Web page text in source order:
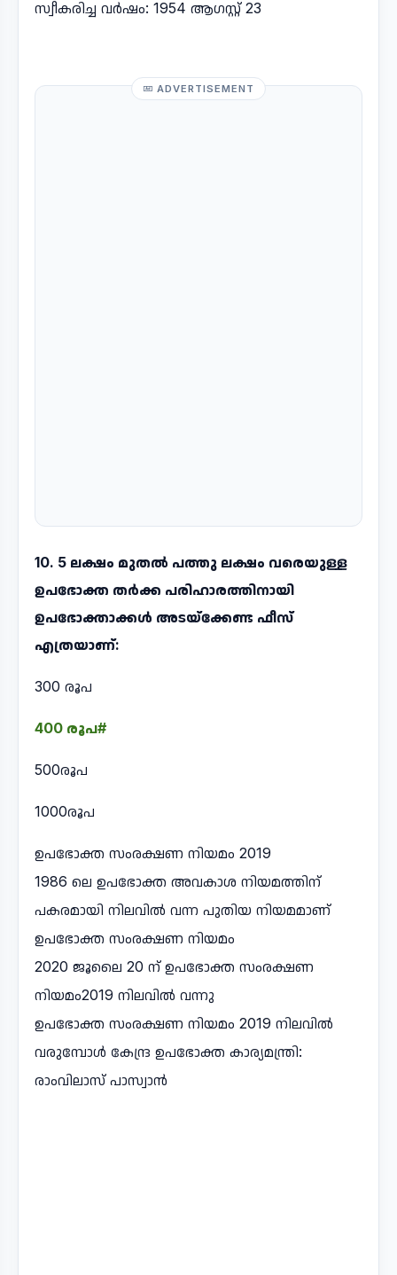
സ്വീകരിച്ച വർഷം: 1954 ആഗസ്റ്റ് 23
ADVERTISEMENT
10. 5 ലക്ഷം മുതൽ പത്തു ലക്ഷം വരെയുള്ള
ഉപഭോക്ത തർക്ക പരിഹാരത്തിനായി
ഉപഭോക്താക്കൾ അടയ്ക്കേണ്ട ഫീസ്
എത്രയാണ്:
300 രൂപ
400 രൂപ#
500രൂപ
1000രൂപ
ഉപഭോക്ത സംരക്ഷണ നിയമം 2019
1986 ലെ ഉപഭോക്ത അവകാശ നിയമത്തിന്
പകരമായി നിലവിൽ വന്ന പുതിയ നിയമമാണ്
ഉപഭോക്ത സംരക്ഷണ നിയമം
2020 ജൂലൈ 20 ന് ഉപഭോക്ത സംരക്ഷണ
നിയമം2019 നിലവിൽ വന്നു
ഉപഭോക്ത സംരക്ഷണ നിയമം 2019 നിലവിൽ
വരുമ്പോൾ കേന്ദ്ര ഉപഭോക്ത കാര്യമന്ത്രി:
രാംവിലാസ് പാസ്വാൻ